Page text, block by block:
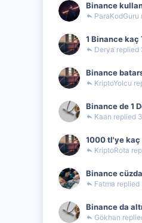
Binance
ParaKodGuru
1 Binance kaç
Derya
Binance
KriptoYolcu
Binance de 1
Kaan
1000 tl'ye kaç
KriptoRota
Binance
Fatma
Binance da
Gökhan